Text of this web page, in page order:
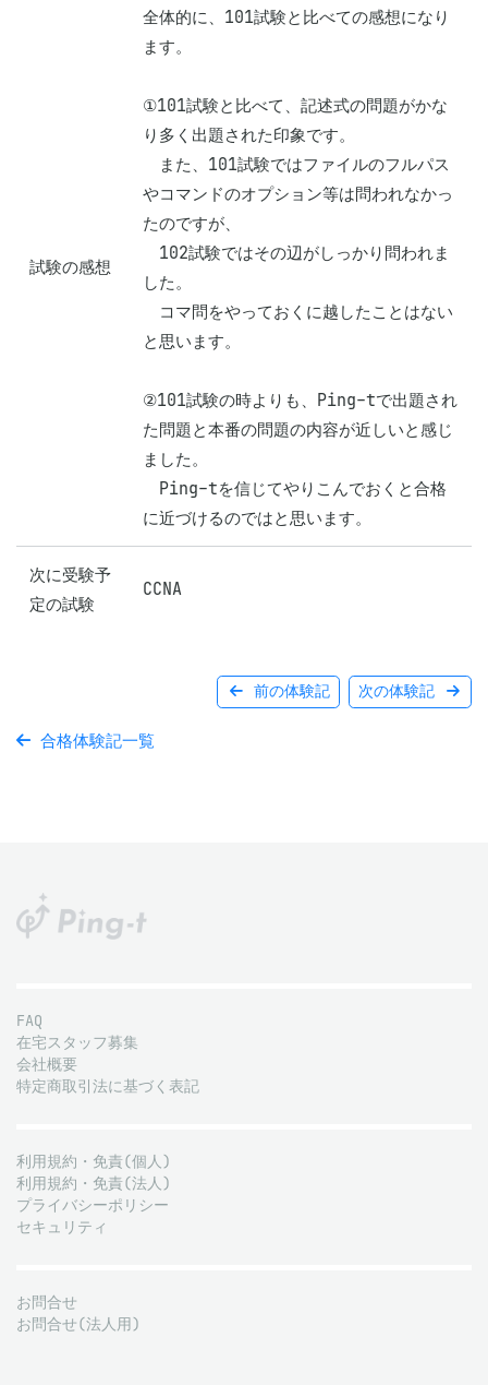
試験の感想
全体的に、101試験と比べての感想になり
ます。
①101試験と比べて、記述式の問題がかな
り多く出題された印象です。
また、101試験ではファイルのフルパス
やコマンドのオプション等は問われなかっ
たのですが、
102試験ではその辺がしっかり問われま
した。
コマ問をやっておくに越したことはない
と思います。
②101試験の時よりも、Ping-tで出題され
た問題と本番の問題の内容が近しいと感じ
ました。
Ping-tを信じてやりこんでおくと合格
に近づけるのではと思います。
次に受験予
定の試験
CCNA
前の体験記 次の体験記
合格体験記一覧
FAQ
在宅スタッフ募集
会社概要
特定商取引法に基づく表記
利用規約・免責(個人)
利用規約・免責(法人)
プライバシーポリシー
セキュリティ
お問合せ
お問合せ(法人用)